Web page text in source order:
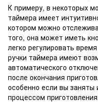
К примеру, в некоторых
таймера имеет
котором можно
того, она может иметь
легко регулировать
ручки таймера имеют
автоматического
после окончания
особенно если вы
процессом